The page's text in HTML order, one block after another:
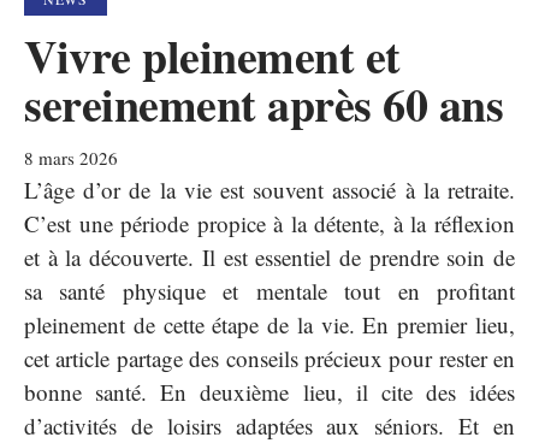
Vivre pleinement et
sereinement après 60 ans
8 mars 2026
L’âge d’or de la vie est souvent associé à la retraite.
C’est une période propice à la détente, à la réflexion
et à la découverte. Il est essentiel de prendre soin de
sa santé physique et mentale tout en profitant
pleinement de cette étape de la vie. En premier lieu,
cet article partage des conseils précieux pour rester en
bonne santé. En deuxième lieu, il cite des idées
d’activités de loisirs adaptées aux séniors. Et en